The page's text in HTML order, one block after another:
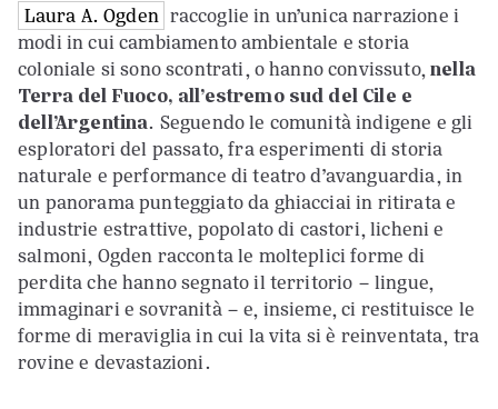
Laura A. Ogden raccoglie in un’unica narrazione i
modi in cui cambiamento ambientale e storia
coloniale si sono scontrati, o hanno convissuto,nella
Terra del Fuoco, all’estremo sud del Cile e
dell’Argentina. Seguendo le comunità indigene e gli
esploratori del passato, fra esperimenti di storia
naturale e performance di teatro d’avanguardia, in
un panorama punteggiato da ghiacciai in ritirata e
industrie estrattive, popolato di castori, licheni e
salmoni, Ogden racconta le molteplici forme di
perdita che hanno segnato il territorio – lingue,
immaginari e sovranità – e, insieme, ci restituisce le
forme di meraviglia in cui la vita si è reinventata, tra
rovine e devastazioni.